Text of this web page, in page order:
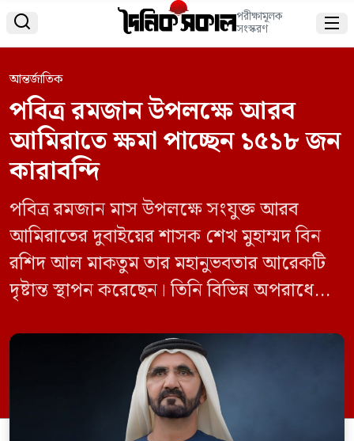
 পরীক্ষামূলক
সংস্করণ 
আন্তর্জাতিক
পবিত্র রমজান উপলক্ষে আরব
আমিরাতে ক্ষমা পাচ্ছেন ১৫১৮ জন
কারাবন্দি
পবিত্র রমজান মাস উপলক্ষে সংযুক্ত আরব
আমিরাতের দুবাইয়ের শাসক শেখ মুহাম্মদ বিন
রশিদ আল মাকতুম তার মহানুভবতার আরেকটি
দৃষ্টান্ত স্থাপন করেছেন। তিনি বিভিন্ন অপরাধে
দেওয়ার নির্দেশ দিয়েছেন, যাতে তারা এই পবিত্র
মাসটি পরিবারের সঙ্গে কাটাতে পারেন। এই
মানবিক সিদ্ধান্ত দুবাইয়ের জনগণের মধ্যে
ইতিবাচক প্রতিক্রিয়া সৃষ্টি করেছে এবং বন্দিদের